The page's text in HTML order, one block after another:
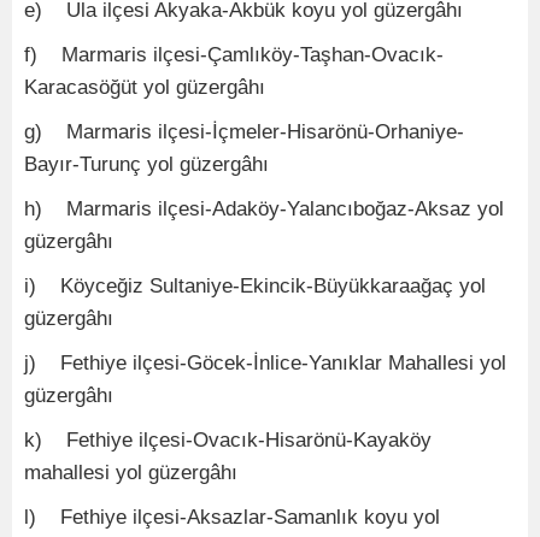
e) Ula ilçesi Akyaka-Akbük koyu yol güzergâhı
f) Marmaris ilçesi-Çamlıköy-Taşhan-Ovacık-
Karacasöğüt yol güzergâhı
g) Marmaris ilçesi-İçmeler-Hisarönü-Orhaniye-
Bayır-Turunç yol güzergâhı
h) Marmaris ilçesi-Adaköy-Yalancıboğaz-Aksaz yol
güzergâhı
i) Köyceğiz Sultaniye-Ekincik-Büyükkaraağaç yol
güzergâhı
j) Fethiye ilçesi-Göcek-İnlice-Yanıklar Mahallesi yol
güzergâhı
k) Fethiye ilçesi-Ovacık-Hisarönü-Kayaköy
mahallesi yol güzergâhı
l) Fethiye ilçesi-Aksazlar-Samanlık koyu yol